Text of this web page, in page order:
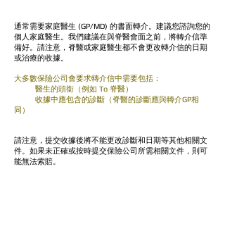
通常需要家庭醫生 (GP/MD) 的書面轉介。建議您諮詢您的
個人家庭醫生。我們建議在與脊醫會面之前，將轉介信準
備好。請注意，脊醫或家庭醫生都不會更改轉介信的日期
或治療的收據。
大多數保險公司會要求轉介信中需要包括：
醫生的頭銜（例如 To 脊醫）
收據中應包含的診斷（脊醫的診斷應與轉介GP相
同）
請注意，提交收據後將不能更改診斷和日期等其他相關文
件。如果未正確或按時提交保險公司所需相關文件，則可
能無法索賠。